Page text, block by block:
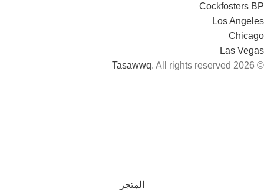
Cockfosters BP
Los Angeles
Chicago
Las Vegas
© 2026
Tasawwq. All rights reserved
المتجر